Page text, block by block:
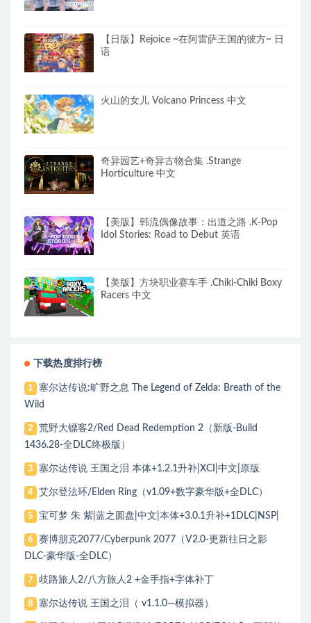
【日版】Rejoice ~在阿雷萨王国的彼方~ 日
语
火山的女儿 Volcano Princess 中文
奇异园艺+奇异古物合集 .Strange
Horticulture 中文
【美版】韩流偶像故事：出道之路 .K-Pop
Idol Stories: Road to Debut 英语
【美版】方块职业赛车手 .Chiki-Chiki Boxy
Racers 中文
下载热度排行榜
1
塞尔达传说:旷野之息 The Legend of Zelda: Breath of the
Wild
2
荒野大镖客2/Red Dead Redemption 2（新版-Build
1436.28-全DLC终极版）
3 塞尔达传说 王国之泪 本体+1.2.1升补|XCI|中文|原版
4 艾尔登法环/Elden Ring（v1.09+数字豪华版+全DLC）
5 宝可梦 朱 紫|蓝之圆盘|中文|本体+3.0.1升补+1DLC|NSP|
6
赛博朋克2077/Cyberpunk 2077（V2.0-更新往日之影
DLC-豪华版-全DLC）
7 歧路旅人2/八方旅人2 +金手指+字体补丁
8 塞尔达传说 王国之泪（ v1.1.0—模拟器）